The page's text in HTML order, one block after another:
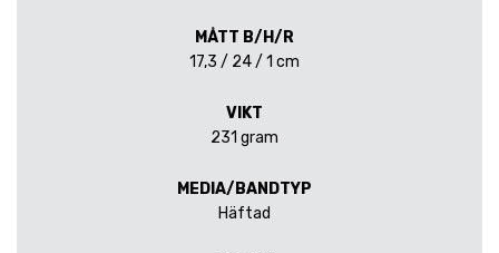
MÅTT B/H/R
17,3 / 24 / 1 cm
VIKT
231 gram
MEDIA/BANDTYP
Häftad